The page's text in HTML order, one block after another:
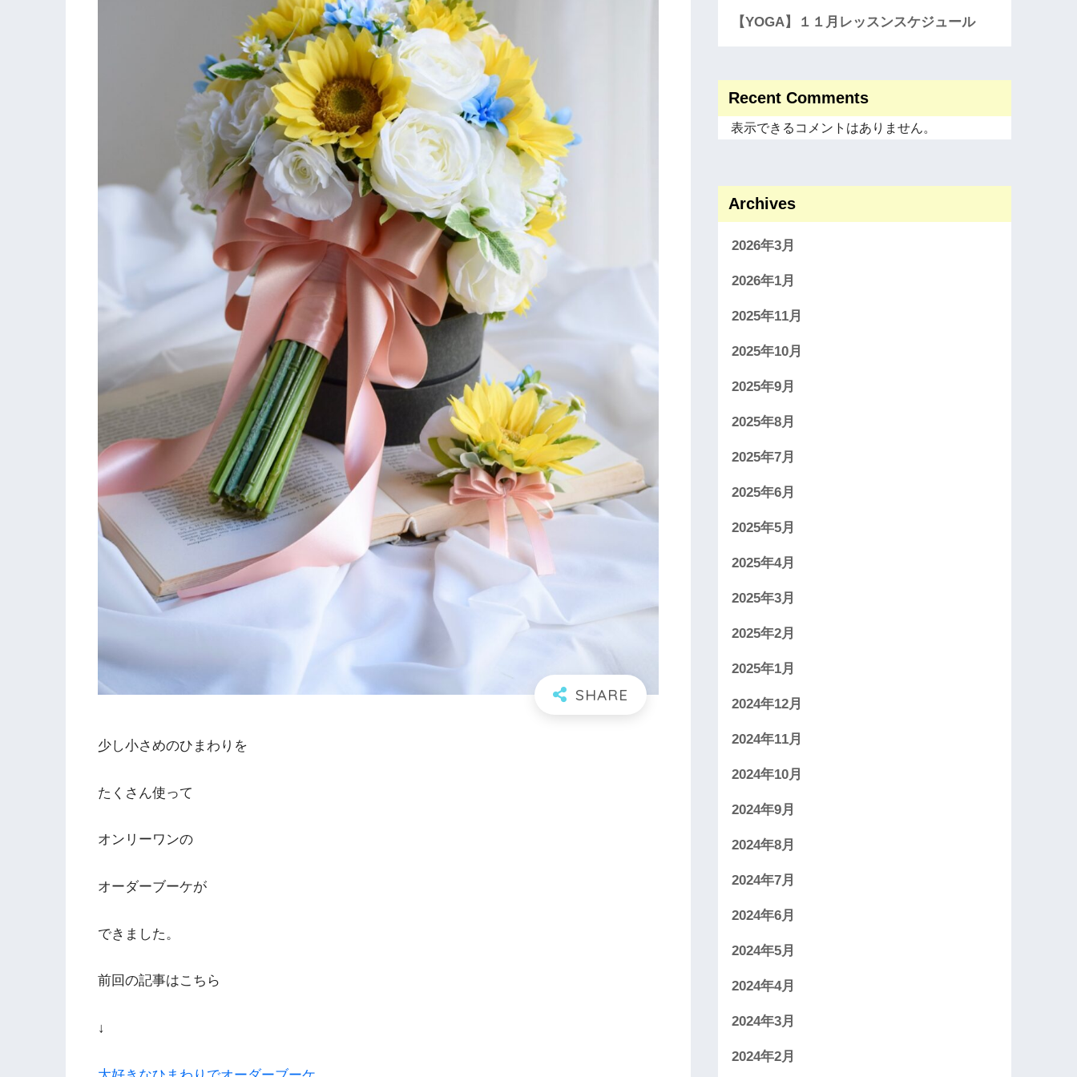
少し小さめのひまわりを
たくさん使って
オンリーワンの
オーダーブーケが
できました。
前回の記事はこちら
↓
【YOGA】１１月レッスンスケジュール
Recent Comments
表示できるコメントはありません。
Archives
2026年3月
2026年1月
2025年11月
2025年10月
2025年9月
2025年8月
2025年7月
2025年6月
2025年5月
2025年4月
2025年3月
2025年2月
2025年1月
2024年12月
2024年11月
2024年10月
2024年9月
2024年8月
2024年7月
2024年6月
2024年5月
2024年4月
2024年3月
2024年2月